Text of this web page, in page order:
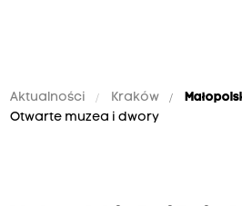
Aktualności Kraków
Otwarte muzea i dwory